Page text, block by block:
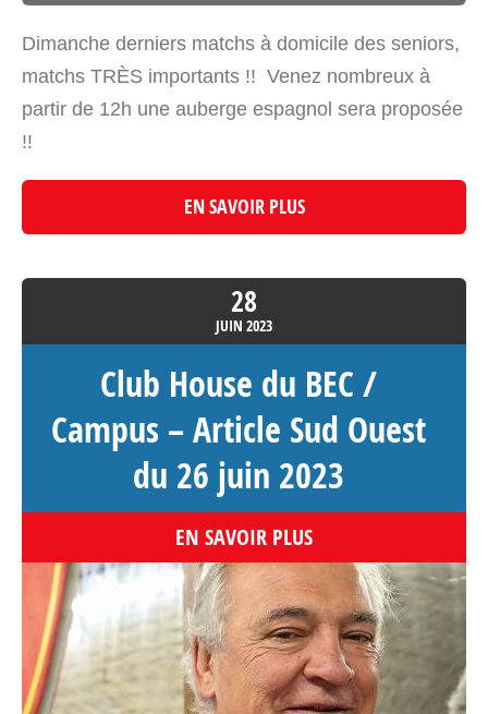
Dimanche derniers matchs à domicile des seniors,
matchs TRÈS importants !! Venez nombreux à
partir de 12h une auberge espagnol sera proposée
!!
EN SAVOIR PLUS
28
JUIN 2023
Club House du BEC /
Campus – Article Sud Ouest
du 26 juin 2023
EN SAVOIR PLUS